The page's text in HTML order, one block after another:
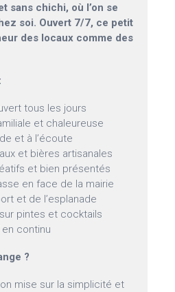
sans chichi, où l’on se
soi. Ouvert 7/7, ce petit
des locaux comme des
tous les jours
et chaleureuse
et à l’écoute
et bières artisanales
et bien présentés
en face de la mairie
et de l’esplanade
pintes et cocktails
continu
?
mise sur la simplicité et